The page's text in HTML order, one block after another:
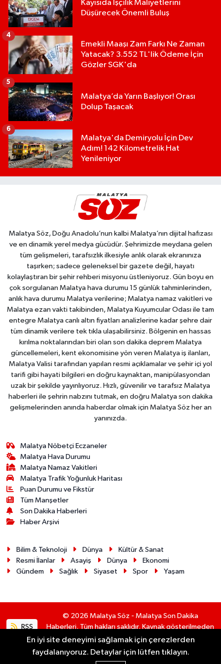
Kayısıda İşçilik Maliyetlerini
Düşürecek Önemli Buluş
Emekli Maaşı Zam Farkı Ne Zaman
Yatacak? 3.552 TL'lik Ödeme İçin
Gözler SGK'da
4
Malatya’da Yarın Başlıyor! Orası
Dolup Taşacak
5
Malatya'da Demiryolu İçin Dev
Adım! 142 Kilometrelik Hat
Yenileniyor
6
Malatya Söz, Doğu Anadolu’nun kalbi Malatya’nın dijital hafızası
ve en dinamik yerel medya gücüdür. Şehrimizde meydana gelen
tüm gelişmeleri, tarafsızlık ilkesiyle anlık olarak ekranınıza
taşırken; sadece geleneksel bir gazete değil, hayatı
kolaylaştıran bir şehir rehberi misyonu üstleniyoruz. Gün boyu en
çok sorgulanan Malatya hava durumu 15 günlük tahminlerinden,
anlık hava durumu Malatya verilerine; Malatya namaz vakitleri ve
Malatya ezan vakti takibinden, Malatya Kuyumcular Odası ile tam
entegre Malatya canlı altın fiyatları analizlerine kadar şehre dair
tüm dinamik verilere tek tıkla ulaşabilirsiniz. Bölgenin en hassas
kırılma noktalarından biri olan son dakika deprem Malatya
güncellemeleri, kent ekonomisine yön veren Malatya iş ilanları,
Malatya Valisi tarafından yapılan resmi açıklamalar ve şehir içi yol
tarifi gibi hayati bilgileri en doğru kaynaktan, manipülasyondan
uzak bir şekilde yayınlıyoruz. Hızlı, güvenilir ve tarafsız Malatya
haberleri ile şehrin nabzını tutmak, en doğru Malatya son dakika
gelişmelerinden anında haberdar olmak için Malatya Söz her an
yanınızda.
Malatya Nöbetçi Eczaneler
Malatya Hava Durumu
Malatya Namaz Vakitleri
Malatya Trafik Yoğunluk Haritası
Puan Durumu ve Fikstür
Tüm Manşetler
Son Dakika Haberleri
Haber Arşivi
Bilim & Teknoloji Dünya
Kültür & Sanat
Resmi İlanlar
Asayiş Dünya
Ekonomi
Gündem
Sağlık Siyaset Spor Yaşam
RSS
© 2026 Malatya Söz - Malatya Son Dakika
Haberleri. Tüm hakları saklıdır. Kaynak gösterilmeden
alıntı yapılamaz.
En iyi site deneyimi sağlamak için çerezlerden
faydalanıyoruz. Detaylar için lütfen tıklayın.